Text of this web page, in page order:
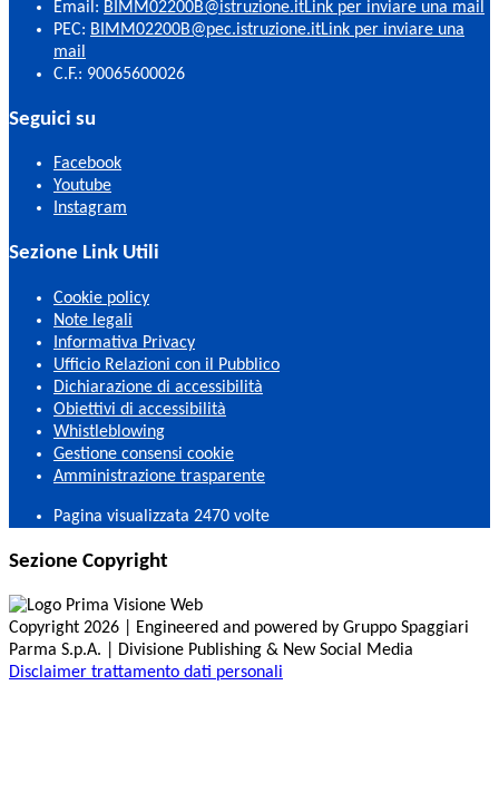
Email: BIMM02200B@istruzione.itLink per inviare una mail
PEC: BIMM02200B@pec.istruzione.itLink per inviare una
mail
C.F.: 90065600026
Seguici su
Facebook
Youtube
Instagram
Sezione Link Utili
Cookie policy
Note legali
Informativa Privacy
Ufficio Relazioni con il Pubblico
Dichiarazione di accessibilità
Obiettivi di accessibilità
Whistleblowing
Gestione consensi cookie
Amministrazione trasparente
Pagina visualizzata 2470 volte
Sezione Copyright
Copyright 2026 | Engineered and powered by Gruppo Spaggiari
Parma S.p.A. | Divisione Publishing & New Social Media
Disclaimer trattamento dati personali